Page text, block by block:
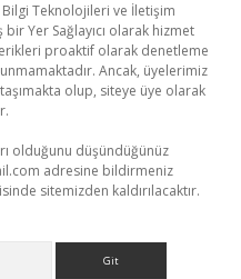
Bilgi Teknolojileri ve İletişim
Yer Sağlayıcı olarak hizmet
proaktif olarak denetleme
Ancak, üyelerimiz
olup, siteye üye olarak
olduğunu düşündüğünüz
adresine bildirmeniz
sitemizden kaldırılacaktır.